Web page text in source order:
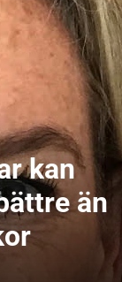
kan
än